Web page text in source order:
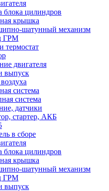
блока цилиндров
крышка
шатунный механизм
ГРМ
термостат
двигателя
выпуск
система
система
датчики
стартер, АКБ
в сборе
блока цилиндров
крышка
шатунный механизм
ГРМ
выпуск